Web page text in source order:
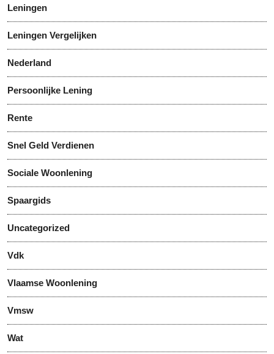
Leningen
Leningen Vergelijken
Nederland
Persoonlijke Lening
Rente
Snel Geld Verdienen
Sociale Woonlening
Spaargids
Uncategorized
Vdk
Vlaamse Woonlening
Vmsw
Wat